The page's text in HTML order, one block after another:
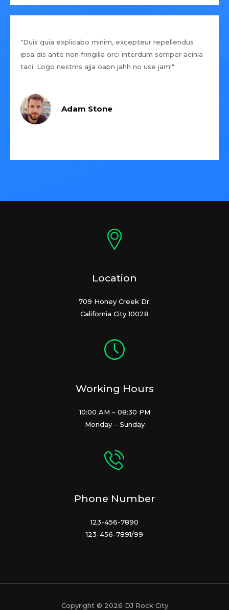
"Duis quia explicabo minim, excepteur repellendus
ipsa dis ante non fringilla orci interdum semper acinia
taci. Logo nestms ajja oapn jahh no use jam!"
Adam Stone
Location
709 Honey Creek Dr.
California City 10028
Working Hours
10:00 AM – 08:30 PM
Monday – Sunday
Phone Number
123-456-7890
123-456-7891/99
Copyright © 2026 DJ Rock City